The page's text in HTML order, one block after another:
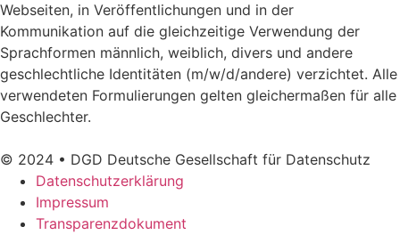
Webseiten, in Veröffentlichungen und in der
Kommunikation auf die gleichzeitige Verwendung der
Sprachformen männlich, weiblich, divers und andere
geschlechtliche Identitäten (m/w/d/andere) verzichtet. Alle
verwendeten Formulierungen gelten gleichermaßen für alle
Geschlechter.
© 2024 • DGD Deutsche Gesellschaft für Datenschutz
Datenschutzerklärung
Impressum
Transparenzdokument